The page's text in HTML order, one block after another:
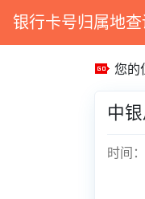
银行卡号归属地查
您的
中
时间